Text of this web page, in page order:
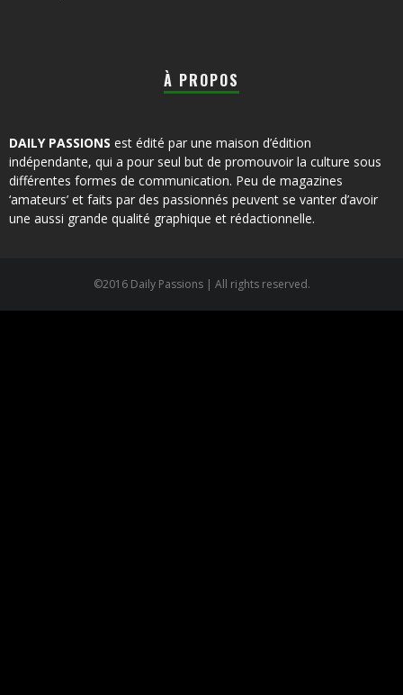
À PROPOS
DAILY PASSIONS est édité par une maison d’édition
indépendante, qui a pour seul but de promouvoir la culture sous
différentes formes de communication. Peu de magazines
‘amateurs’ et faits par des passionnés peuvent se vanter d’avoir
une aussi grande qualité graphique et rédactionnelle.
©2016 Daily Passions | All rights reserved.